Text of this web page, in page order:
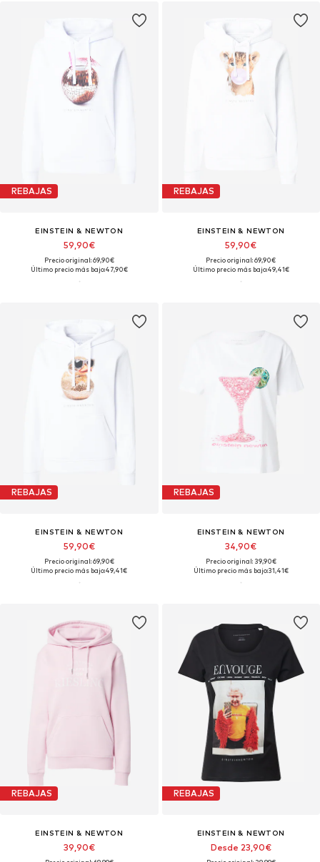
REBAJAS
EINSTEIN & NEWTON
59,90€
Precio original: 69,90€
Último precio más bajo:47,90€
REBAJAS
EINSTEIN & NEWTON
59,90€
Precio original: 69,90€
Último precio más bajo:49,41€
REBAJAS
EINSTEIN & NEWTON
59,90€
Precio original: 69,90€
Último precio más bajo:49,41€
REBAJAS
EINSTEIN & NEWTON
34,90€
Precio original: 39,90€
Último precio más bajo:31,41€
REBAJAS
EINSTEIN & NEWTON
39,90€
REBAJAS
EINSTEIN & NEWTON
Desde 23,90€